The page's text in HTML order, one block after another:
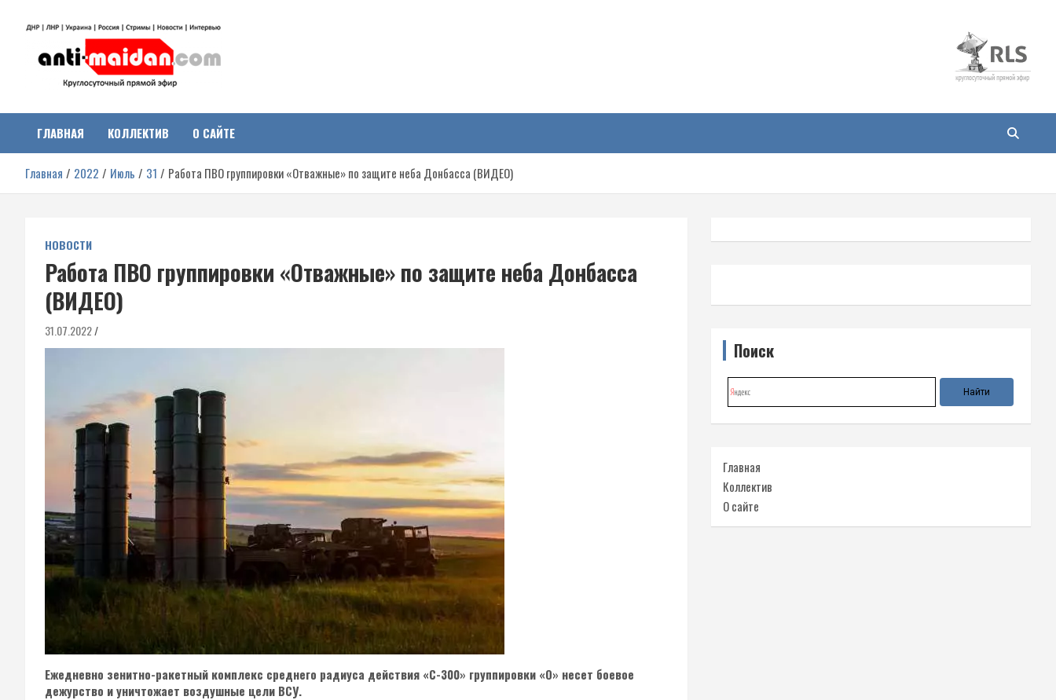
Антимайдан:
Гражданская война на
Украине
о гражданской войне на Украине, включая события в Новороссии,
ДНР, ЛНР и других регионах.
ГЛАВНАЯ КОЛЛЕКТИВ О САЙТЕ
Главная 2022 Июль 31 Работа ПВО группировки «Отважные» по защите неба Донбасса (ВИДЕО)
НОВОСТИ
Работа ПВО группировки «Отважные» по защите неба Донбасса
(ВИДЕО)
31.07.2022
Ежедневно зенитно-ракетный комплекс среднего радиуса действия «С-300» группировки «О» несет боевое
дежурство и уничтожает воздушные цели ВСУ.
Поиск
Главная
Коллектив
О сайте